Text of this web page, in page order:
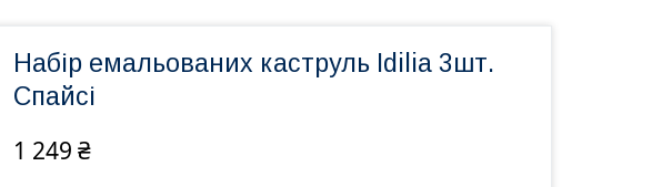
Набір емальованих каструль Idilia 3шт.
Спайсі
1 249 ₴